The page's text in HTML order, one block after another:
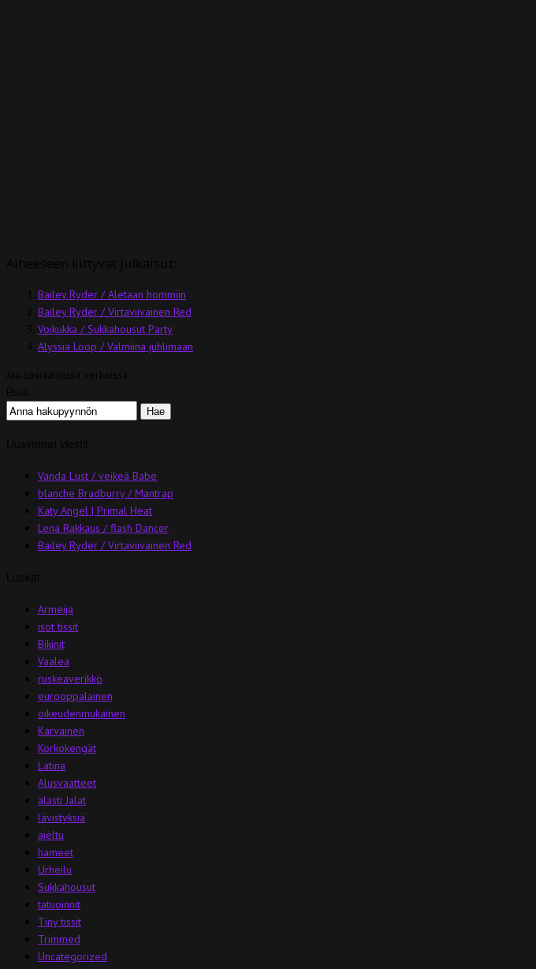
Bailey Ryder / Aletaan hommiin
Bailey Ryder / Virtaviivainen Red
Voikukka / Sukkahousut Party
Alyssia Loop / Valmiina juhlimaan
Vanda Lust / veikeä Babe
blanche Bradburry / Mantrap
Katy Angel | Primal Heat
Lena Rakkaus / flash Dancer
Bailey Ryder / Virtaviivainen Red
Armeija
isot tissit
Bikinit
Vaalea
ruskeaverikkö
eurooppalainen
oikeudenmukainen
Karvainen
Korkokengät
Latina
Alusvaatteet
alasti Jalat
lävistyksiä
ajeltu
hameet
Urheilu
Sukkahousut
tatuoinnit
Tiny tissit
Trimmed
Uncategorized